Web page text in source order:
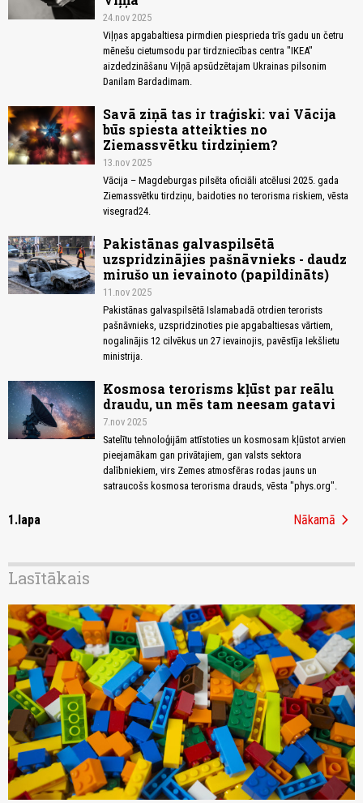
24.nov 2025
Viļņas apgabaltiesa pirmdien piesprieda trīs gadu un četru
mēnešu cietumsodu par tirdzniecības centra "IKEA"
aizdedzināšanu Viļņā apsūdzētajam Ukrainas pilsonim
Danilam Bardadimam.
Savā ziņā tas ir traģiski: vai Vācija
būs spiesta atteikties no
Ziemassvētku tirdziņiem?
13.nov 2025
Vācija – Magdeburgas pilsēta oficiāli atcēlusi 2025. gada
Ziemassvētku tirdziņu, baidoties no terorisma riskiem, vēsta
visegrad24.
Pakistānas galvaspilsētā
uzspridzinājies pašnāvnieks - daudz
mirušo un ievainoto (papildināts)
11.nov 2025
Pakistānas galvaspilsētā Islamabadā otrdien terorists
pašnāvnieks, uzspridzinoties pie apgabaltiesas vārtiem,
nogalinājis 12 cilvēkus un 27 ievainojis, pavēstīja Iekšlietu
ministrija.
Kosmosa terorisms kļūst par reālu
draudu, un mēs tam neesam gatavi
7.nov 2025
Satelītu tehnoloģijām attīstoties un kosmosam kļūstot arvien
pieejamākam gan privātajiem, gan valsts sektora
dalībniekiem, virs Zemes atmosfēras rodas jauns un
satraucošs kosmosa terorisma drauds, vēsta "phys.org".
1.lapa Nākamā chevron_right
Lasītākais